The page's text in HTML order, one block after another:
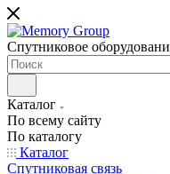
Спутниковое
Каталог
По всему сайту
По каталогу
Каталог
Спутниковая связь